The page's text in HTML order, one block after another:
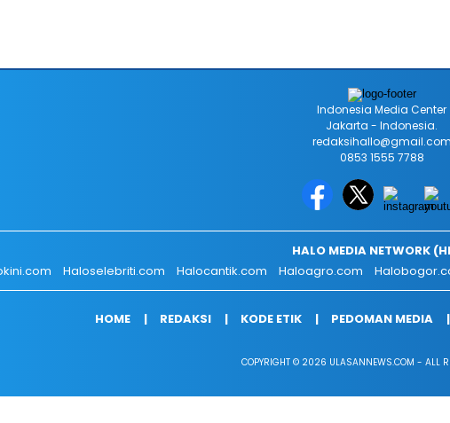
Indonesia Media Center
Jakarta - Indonesia.
redaksihallo@gmail.com
0853 1555 7788
HALO MEDIA NETWORK
Haloselebriti.com Halocantik.com Haloagro.com
HOME REDAKSI KODE ETIK PEDOMAN MEDIA
COPYRIGHT © 2026 ULASANNEWS.COM - ALL